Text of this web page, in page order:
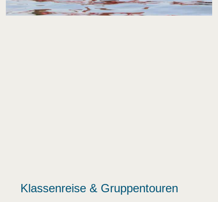
Klassenreise & Gruppentouren